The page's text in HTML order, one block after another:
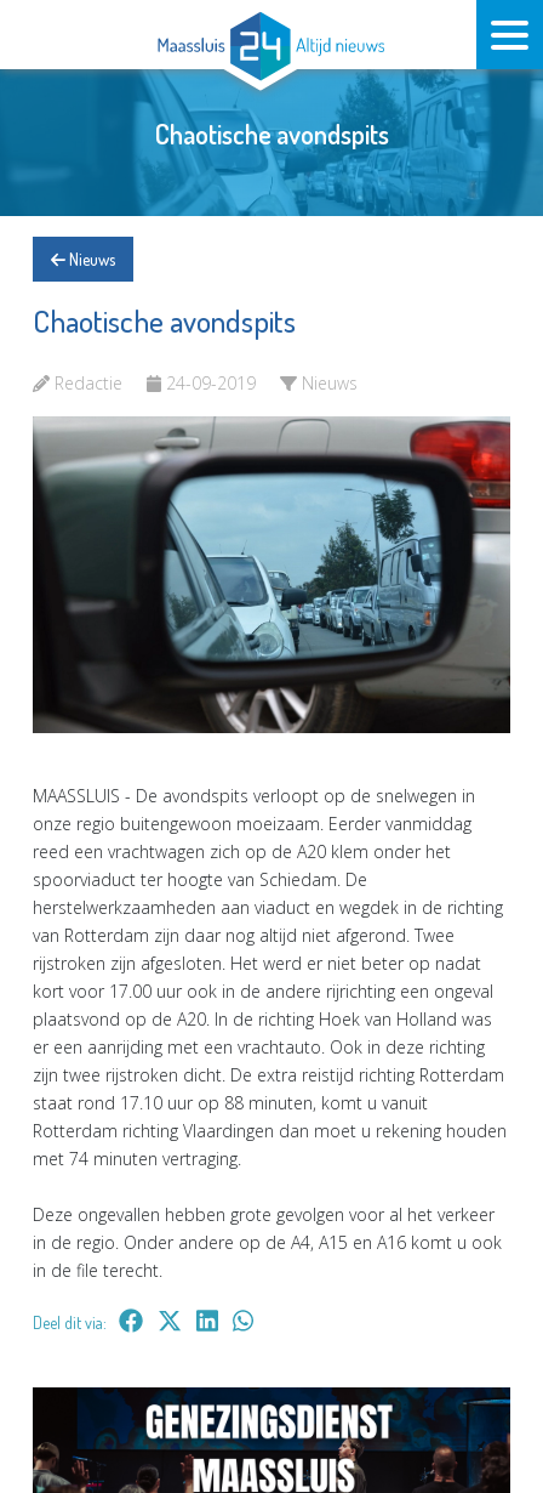
Chaotische avondspits
Nieuws
Chaotische avondspits
Redactie 24-09-2019 Nieuws
MAASSLUIS - De avondspits verloopt op de snelwegen in
onze regio buitengewoon moeizaam. Eerder vanmiddag
reed een vrachtwagen zich op de A20 klem onder het
spoorviaduct ter hoogte van Schiedam. De
herstelwerkzaamheden aan viaduct en wegdek in de richting
van Rotterdam zijn daar nog altijd niet afgerond. Twee
rijstroken zijn afgesloten. Het werd er niet beter op nadat
kort voor 17.00 uur ook in de andere rijrichting een ongeval
plaatsvond op de A20. In de richting Hoek van Holland was
er een aanrijding met een vrachtauto. Ook in deze richting
zijn twee rijstroken dicht. De extra reistijd richting Rotterdam
staat rond 17.10 uur op 88 minuten, komt u vanuit
Rotterdam richting Vlaardingen dan moet u rekening houden
met 74 minuten vertraging.
Deze ongevallen hebben grote gevolgen voor al het verkeer
in de regio. Onder andere op de A4, A15 en A16 komt u ook
in de file terecht.
Deel dit via: